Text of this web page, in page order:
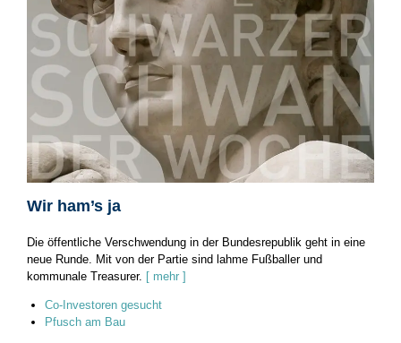
Wir ham’s ja
Die öffentliche Verschwendung in der Bundesrepublik geht in eine
neue Runde. Mit von der Partie sind lahme Fußballer und
kommunale Treasurer. [ mehr ]
Co-Investoren gesucht
Pfusch am Bau